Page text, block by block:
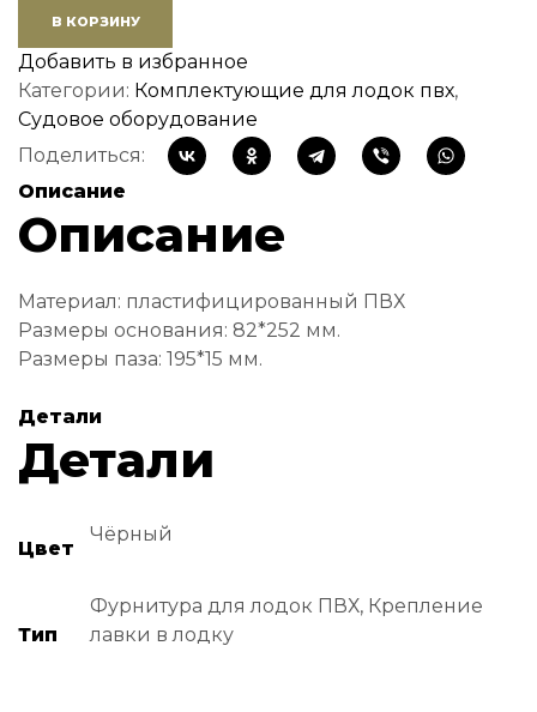
В КОРЗИНУ
Добавить в избранное
Категории: Комплектующие для лодок пвх,
Судовое оборудование
Поделиться:
Описание
Описание
Материал: пластифицированный ПВХ
Размеры основания: 82*252 мм.
Размеры паза: 195*15 мм.
Детали
Детали
Цвет
Чёрный
Тип
Фурнитура для лодок ПВХ, Крепление
лавки в лодку